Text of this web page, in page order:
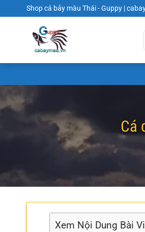
đến
Shop cá bảy màu Thái - Guppy |
Cá
Xem Nội Dung Bài